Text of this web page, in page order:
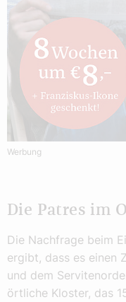
Werbung
Die Patres im
Die Nachfrage beim
ergibt, dass es einen
und dem
örtliche Kloster, das